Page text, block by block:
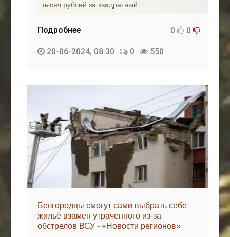
тысяч рублей за квадратный
Подробнее 0 0
20-06-2024, 08:30 0 550
Белгородцы смогут сами выбрать себе
жильё взамен утраченного из-за
обстрелов ВСУ - «Новости регионов»